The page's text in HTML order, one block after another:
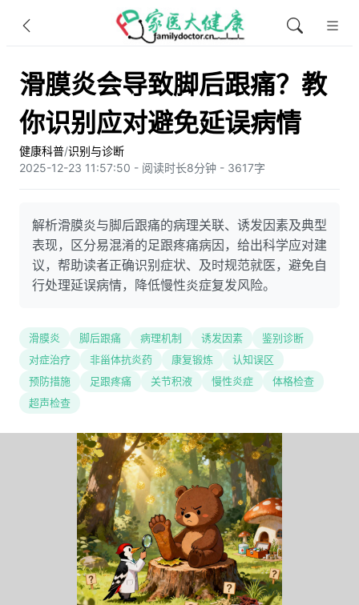
滑膜炎会导致脚后跟痛？教
你识别应对避免延误病情
健康科普/识别与诊断
2025-12-23 11:57:50 - 阅读时长8分钟 - 3617字
解析滑膜炎与脚后跟痛的病理关联、诱发因素及典型
表现，区分易混淆的足跟疼痛病因，给出科学应对建
议，帮助读者正确识别症状、及时规范就医，避免自
行处理延误病情，降低慢性炎症复发风险。
滑膜炎 脚后跟痛 病理机制 诱发因素
鉴别诊断
对症治疗
非甾体抗炎药 康复锻炼
认知误区
预防措施
足跟疼痛 关节积液 慢性炎症
体格检查
超声检查